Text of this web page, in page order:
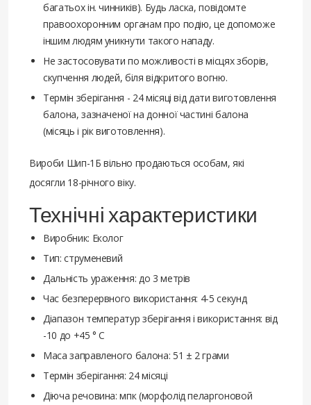
багатьох ін. чинників). Будь ласка, повідомте
правоохоронним органам про подію, це допоможе
іншим людям уникнути такого нападу.
Не застосовувати по можливості в місцях зборів,
скупчення людей, біля відкритого вогню.
Термін зберігання - 24 місяці від дати виготовлення
балона, зазначеної на донної частині балона
(місяць і рік виготовлення).
Вироби Шип-1Б вільно продаються особам, які
досягли 18-річного віку.
Технічні характеристики
Виробник: Еколог
Тип: струменевий
Дальність ураження: до 3 метрів
Час безперервного використання: 4-5 секунд
Діапазон температур зберігання і використання: від
-10 до +45 ° С
Маса заправленого балона: 51 ± 2 грами
Термін зберігання: 24 місяці
Діюча речовина: мпк (морфолід пеларгоновой